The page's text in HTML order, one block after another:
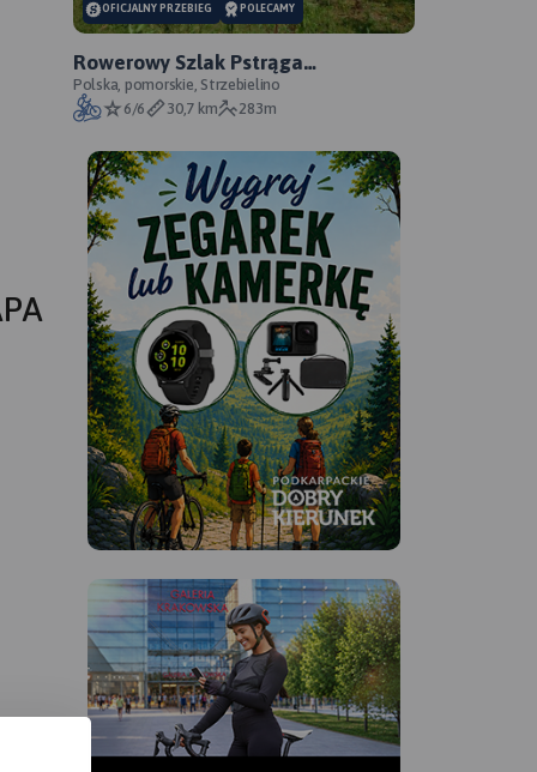
OFICJALNY PRZEBIEG POLECAMY
Rowerowy Szlak Pstrąga
Tęczowego - oficjalny przebieg
Polska, pomorskie, Strzebielino
6/6
30,7 km 283m